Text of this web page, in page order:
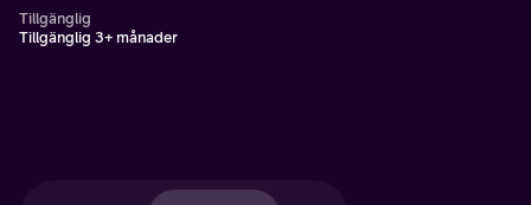
Tillgänglig
Tillgänglig 3+ månader